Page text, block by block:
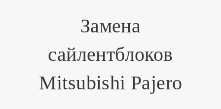
Замена
сайлентблоков
Mitsubishi Pajero